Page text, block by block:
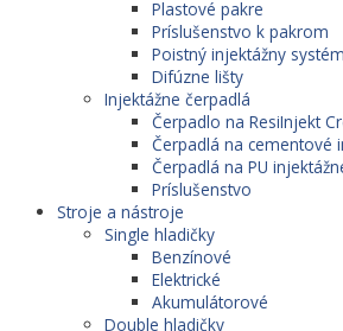
Plastové pakre
Príslušenstvo k pakrom
Poistný injektážny systém
Difúzne lišty
Injektážne čerpadlá
Čerpadlo na ResiInjekt
Čerpadlá na cementové
Čerpadlá na PU
Príslušenstvo
Stroje a nástroje
Single hladičky
Benzínové
Elektrické
Akumulátorové
Double hladičky